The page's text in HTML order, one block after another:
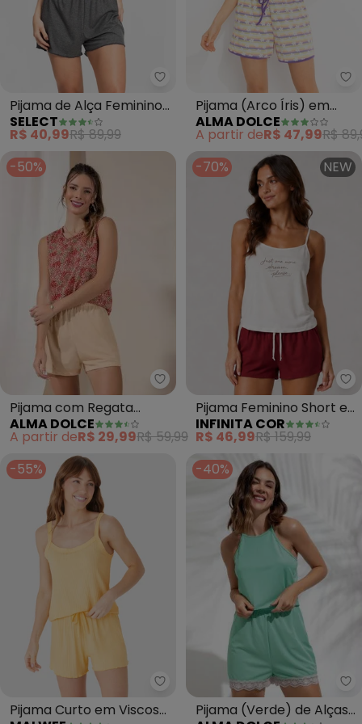
Select - Pijama de Alça
Pijama de Alça Feminino
(Cinza)
SELECT
R$ 40,99R$ 89,99
Pijama (Arco Íris) em
Malha Suede
ALMA DOLCE
A partir deR$ 47,99R$
-50%
Alma Dolce - Pijama com
Pijama com Regata
(Floral/Salmão)
ALMA DOLCE
A partir deR$ 29,99R$ 59,99
-70% NEW
Pijama Feminino Short e
Blusa de Alça (Vermelho)
INFINITA COR
R$ 46,99R$ 159,99
-55%
Malwee - Pijama Curto em
Pijama Curto em Viscose
-40%
Pijama (Verde) de Alças